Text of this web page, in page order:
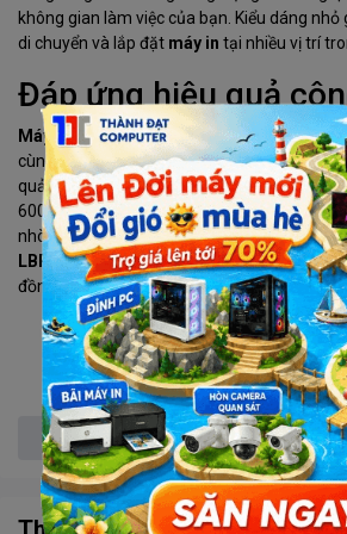
không gian làm việc của bạn. Kiểu dáng nhỏ
di chuyển và lắp đặt máy in tại nhiều vị trí
Đáp ứng hiệu quả
Máy in laser Canon này có tốc độ hoạt
cùng tổng công suất tối đa 5.000 trang/
quả công việc cường độ cao của văn phòng
600 x 600 dpi sẽ in ra những trang tài liệu
nhòe chữ. Chất lượng bản in cho ra từmáy
LBP6030dễ nhìn, rõ nét giúp bạn tự tin khi
đồng nghiệp.
Xem thêm